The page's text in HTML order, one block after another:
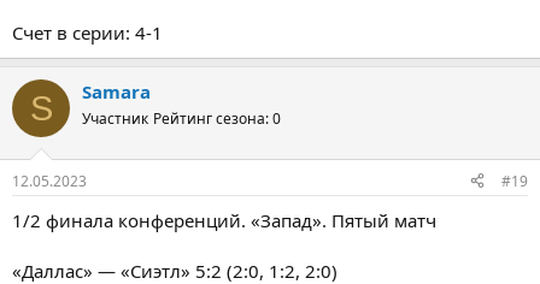
Счет в серии: 4-1
S Samara
Участник Рейтинг сезона: 0
12.05.2023 #19
1/2 финала конференций. «Запад». Пятый матч
«Даллас» — «Сиэтл» 5:2 (2:0, 1:2, 2:0)